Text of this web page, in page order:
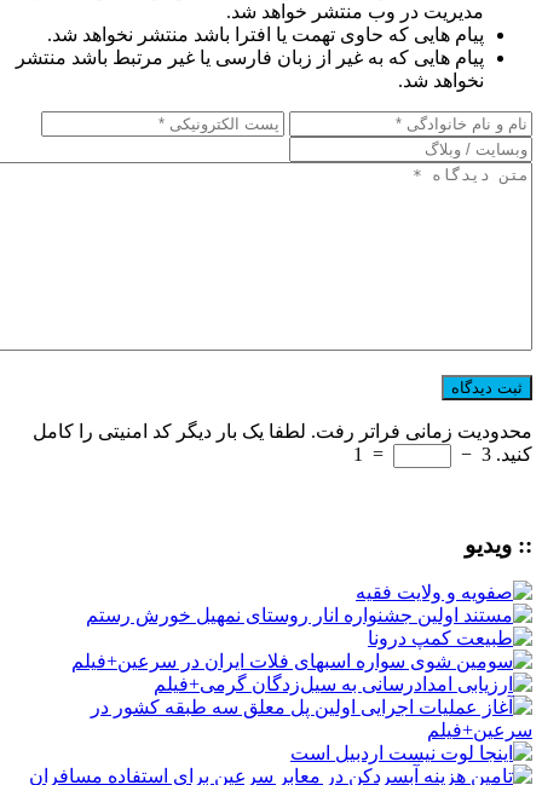
مدیریت در وب منتشر خواهد شد.
پیام هایی که حاوی تهمت یا افترا باشد منتشر نخواهد شد.
پیام هایی که به غیر از زبان فارسی یا غیر مرتبط باشد منتشر
نخواهد شد.
محدودیت زمانی فراتر رفت. لطفا یک بار دیگر کد امنیتی را کامل
کنید. 3
−
=
1
:: ویدیو